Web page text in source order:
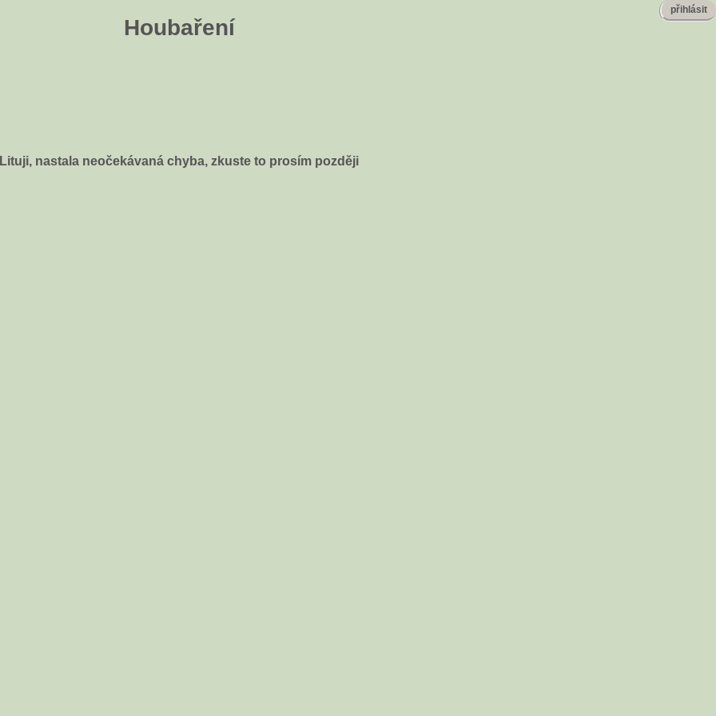
Houbaření
přihlásit
Lituji, nastala neočekávaná chyba, zkuste to prosím později